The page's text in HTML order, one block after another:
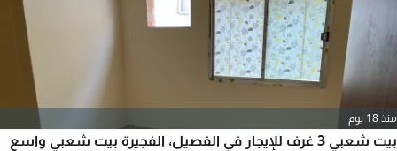
منذ 18 يوم
بيت شعبي 3 غرف للإيجار في الفصيل، الفجيرة بيت شعبي واسع